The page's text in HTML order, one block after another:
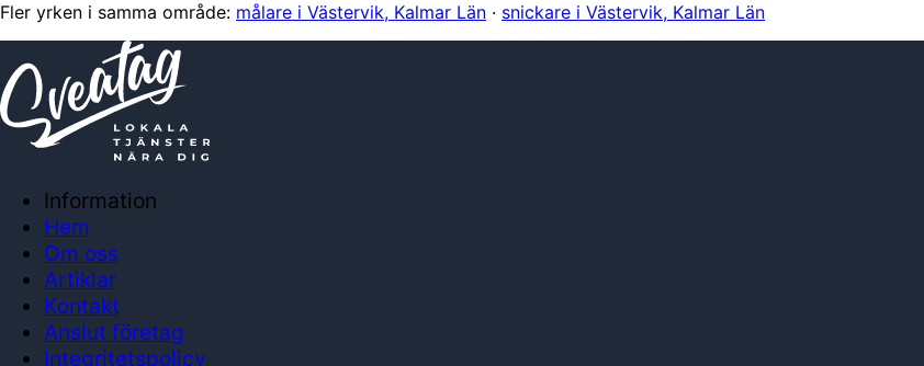
Fler yrken i samma område: målare i Västervik, Kalmar Län · snickare i Västervik, Kalmar Län
Information
Hem
Om oss
Artiklar
Kontakt
Anslut företag
Integritetspolicy